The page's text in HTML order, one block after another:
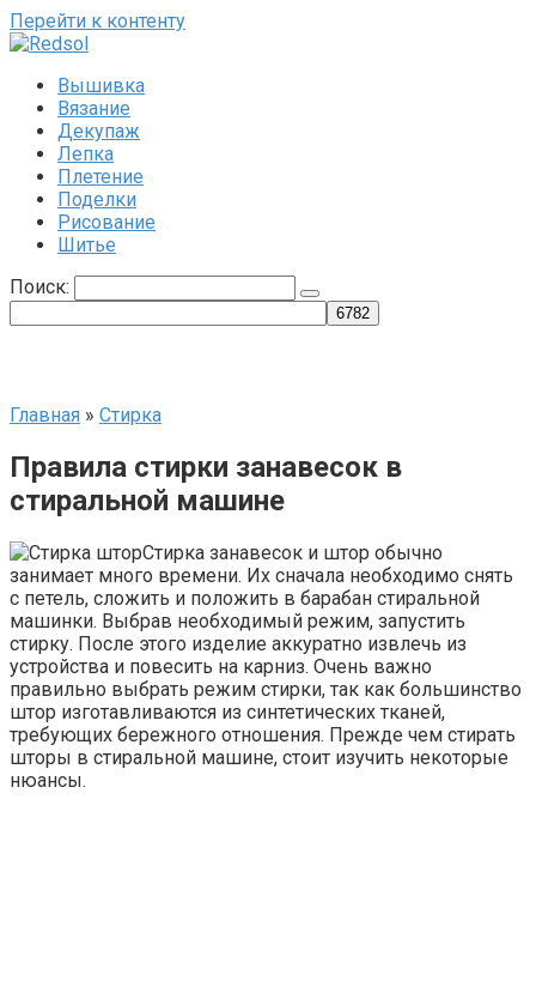
Перейти к контенту
Вышивка
Вязание
Декупаж
Лепка
Плетение
Поделки
Рисование
Шитье
Поиск:
Главная » Стирка
Правила стирки занавесок в
стиральной машине
Стирка занавесок и штор обычно
занимает много времени. Их сначала необходимо снять
с петель, сложить и положить в барабан стиральной
машинки. Выбрав необходимый режим, запустить
стирку. После этого изделие аккуратно извлечь из
устройства и повесить на карниз. Очень важно
правильно выбрать режим стирки, так как большинство
штор изготавливаются из синтетических тканей,
требующих бережного отношения. Прежде чем стирать
шторы в стиральной машине, стоит изучить некоторые
нюансы.